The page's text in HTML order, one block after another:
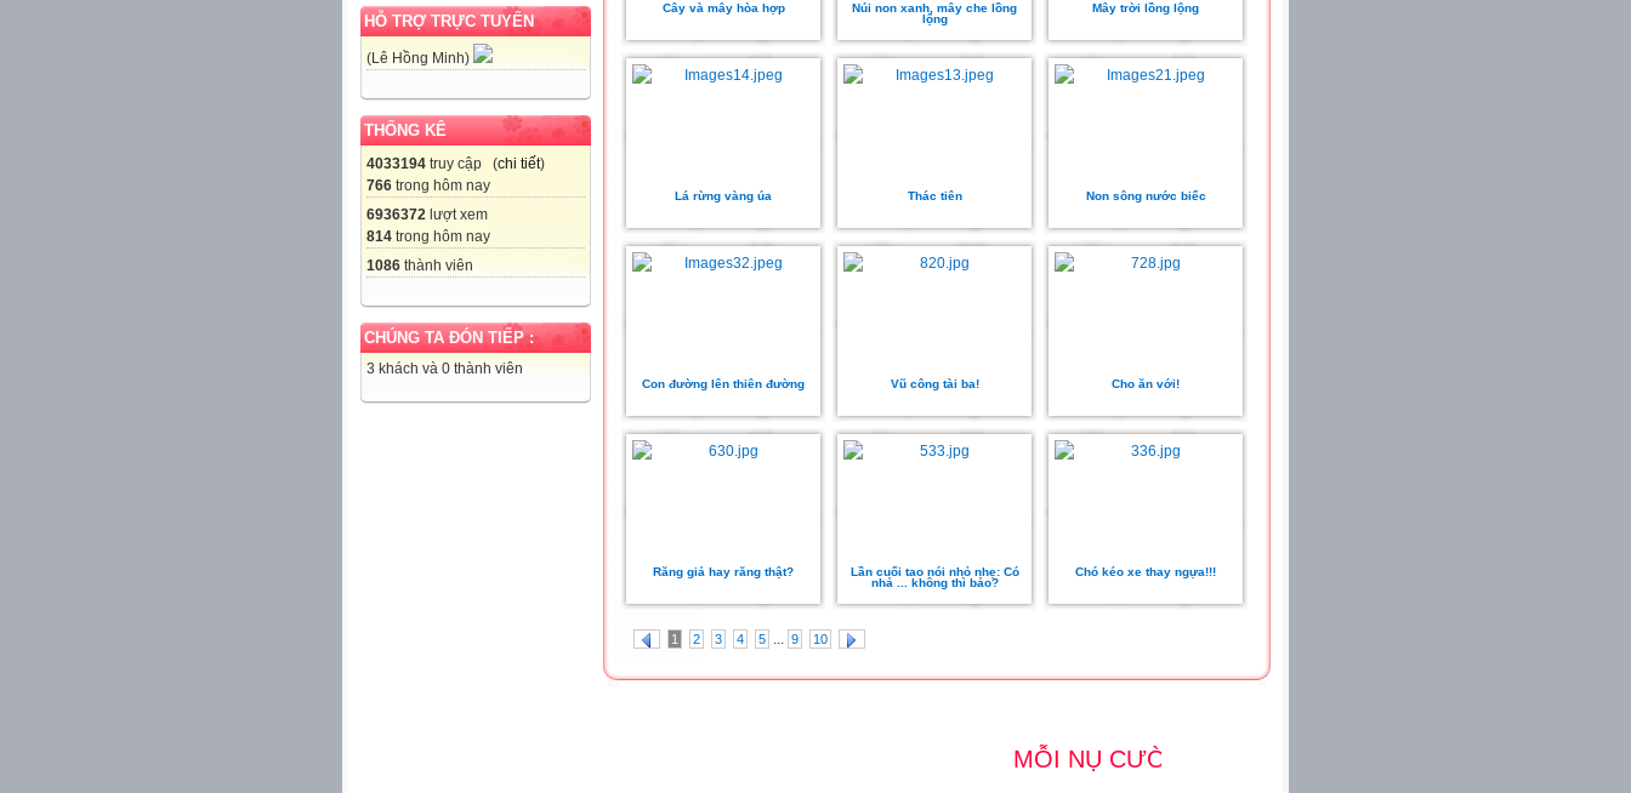
HỖ TRỢ TRỰC TUYẾN
(Lê Hồng Minh)
THỐNG KÊ
4033194 truy cập (chi tiết)
766 trong hôm nay
6936372 lượt xem
814 trong hôm nay
1086 thành viên
CHÚNG TA ĐÓN TIẾP :
3 khách và 0 thành viên
Cây và mây hòa hợp
Núi non xanh, mây che lồng
lộng
Mây trời lồng lộng
Lá rừng vàng úa Thác tiên Non sông nước biếc
Con đường lên thiên đường Vũ công tài ba! Cho ăn với!
Răng giả hay răng thật?
Lần cuối tao nói nhỏ nhẹ: Có
nhả ... không thì bảo?
Chó kéo xe thay ngựa!!!
1 2 3 4 5 ... 9 10
MỖI NỤ CƯỜI LÀ MỘT NIỀM VUI - MỖI NIỀM VUI